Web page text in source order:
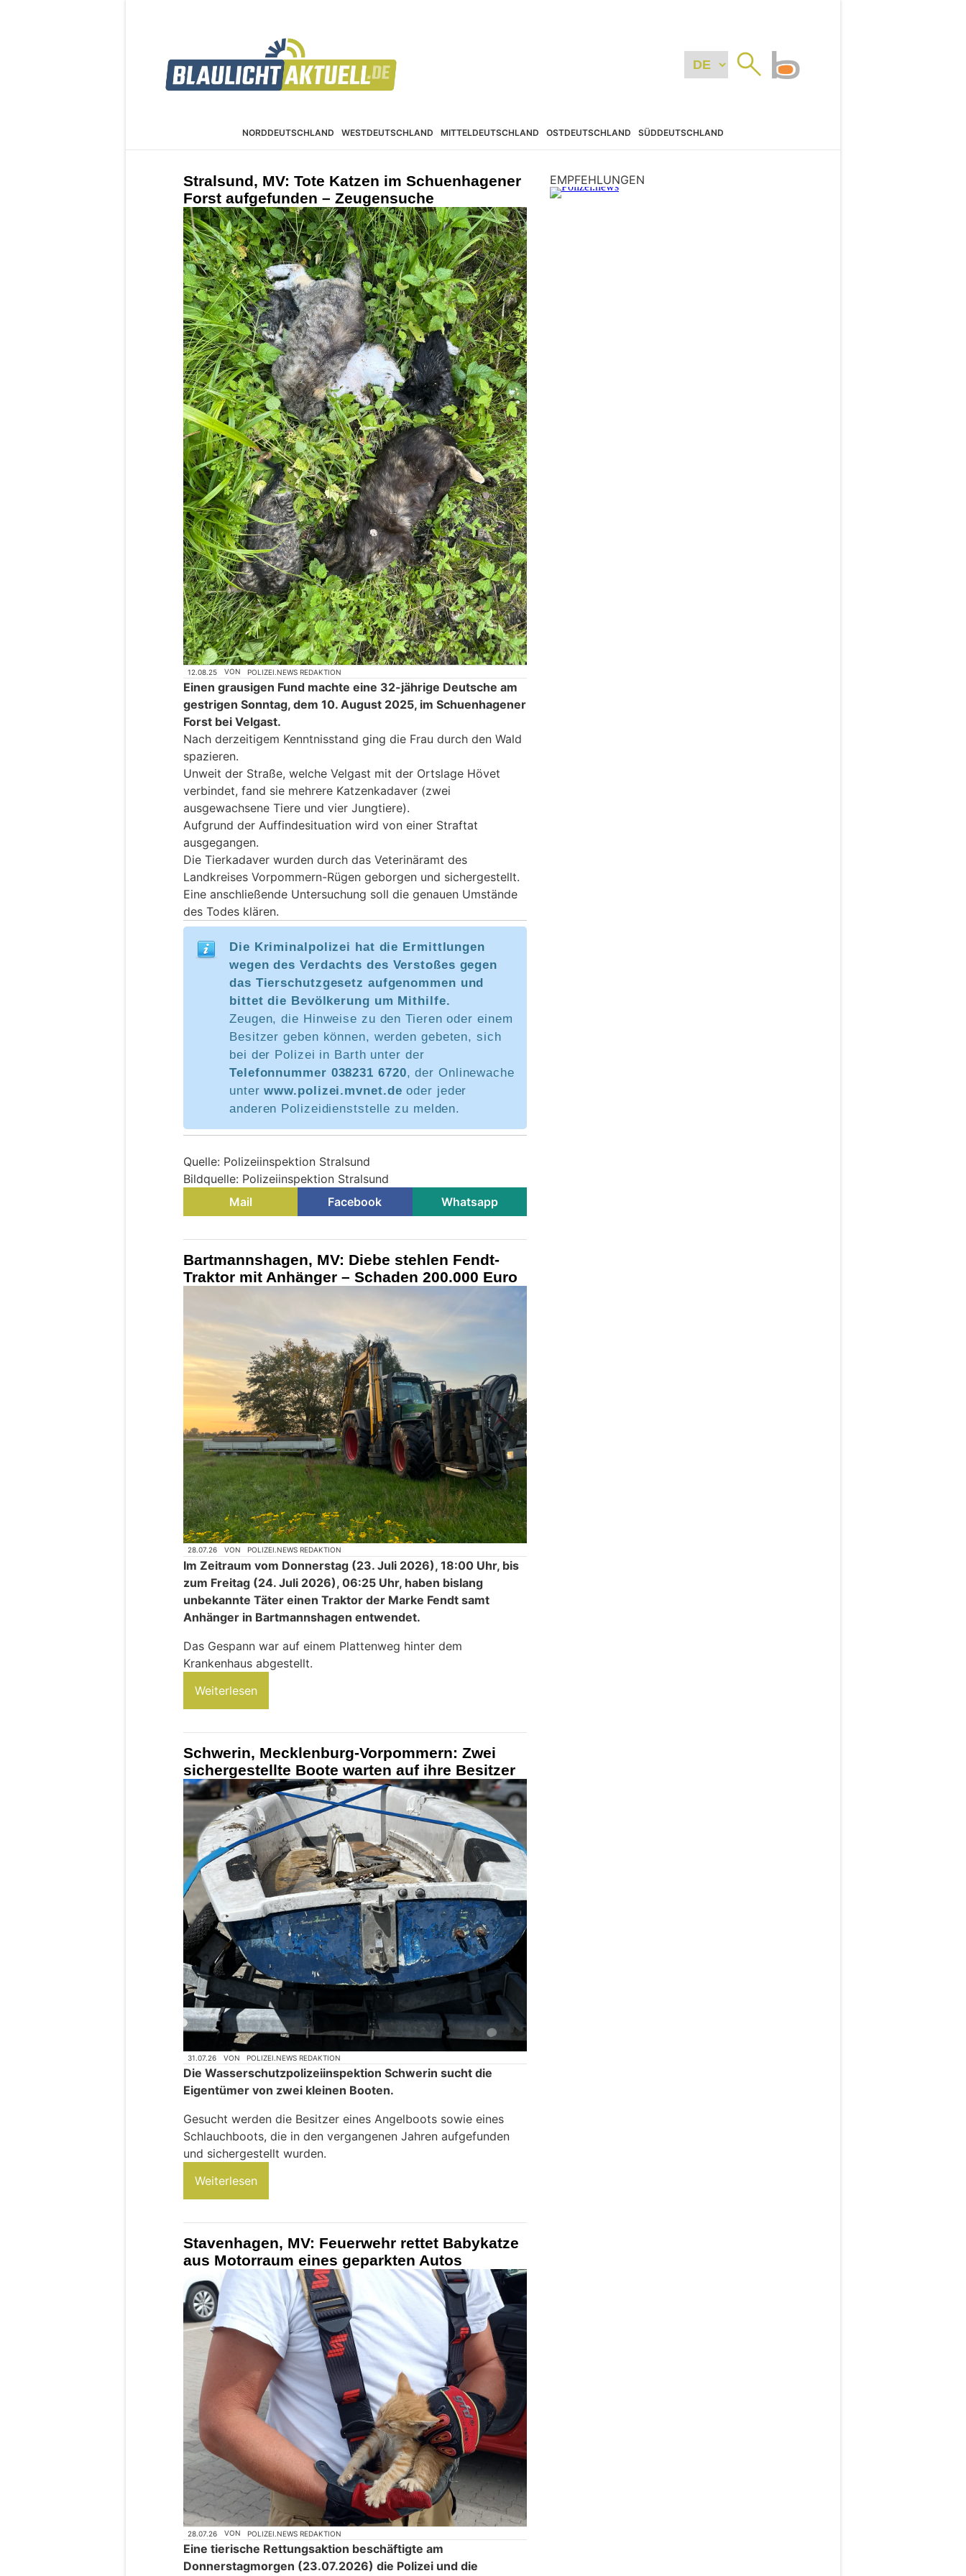
NORDDEUTSCHLAND WESTDEUTSCHLAND MITTELDEUTSCHLAND OSTDEUTSCHLAND SÜDDEUTSCHLAND
Stralsund, MV: Tote Katzen im Schuenhagener
Forst aufgefunden – Zeugensuche
12.08.25 VON POLIZEI.NEWS REDAKTION
Einen grausigen Fund machte eine 32-jährige Deutsche am
gestrigen Sonntag, dem 10. August 2025, im Schuenhagener
Forst bei Velgast.
Nach derzeitigem Kenntnisstand ging die Frau durch den Wald
spazieren.
Unweit der Straße, welche Velgast mit der Ortslage Hövet
verbindet, fand sie mehrere Katzenkadaver (zwei
ausgewachsene Tiere und vier Jungtiere).
Aufgrund der Auffindesituation wird von einer Straftat
ausgegangen.
Die Tierkadaver wurden durch das Veterinäramt des
Landkreises Vorpommern-Rügen geborgen und sichergestellt.
Eine anschließende Untersuchung soll die genauen Umstände
des Todes klären.
Die Kriminalpolizei hat die Ermittlungen
wegen des Verdachts des Verstoßes gegen
das Tierschutzgesetz aufgenommen und
bittet die Bevölkerung um Mithilfe.
Zeugen, die Hinweise zu den Tieren oder einem
Besitzer geben können, werden gebeten, sich
bei der Polizei in Barth unter der
Telefonnummer 038231 6720, der Onlinewache
unterwww.polizei.mvnet.de oder jeder
anderen Polizeidienststelle zu melden.
Quelle: Polizeiinspektion Stralsund
Bildquelle: Polizeiinspektion Stralsund
Mail
Facebook Whatsapp
Bartmannshagen, MV: Diebe stehlen Fendt-
Traktor mit Anhänger – Schaden 200.000 Euro
28.07.26 VON POLIZEI.NEWS REDAKTION
Im Zeitraum vom Donnerstag (23. Juli 2026), 18:00 Uhr, bis
zum Freitag (24. Juli 2026), 06:25 Uhr, haben bislang
unbekannte Täter einen Traktor der Marke Fendt samt
Anhänger in Bartmannshagen entwendet.
Das Gespann war auf einem Plattenweg hinter dem
Krankenhaus abgestellt.
Weiterlesen
Schwerin, Mecklenburg-Vorpommern: Zwei
sichergestellte Boote warten auf ihre Besitzer
31.07.26 VON POLIZEI.NEWS REDAKTION
Die Wasserschutzpolizeiinspektion Schwerin sucht die
Eigentümer von zwei kleinen Booten.
Gesucht werden die Besitzer eines Angelboots sowie eines
Schlauchboots, die in den vergangenen Jahren aufgefunden
und sichergestellt wurden.
Weiterlesen
Stavenhagen, MV: Feuerwehr rettet Babykatze
aus Motorraum eines geparkten Autos
28.07.26 VON POLIZEI.NEWS REDAKTION
Eine tierische Rettungsaktion beschäftigte am
Donnerstagmorgen (23.07.2026) die Polizei und die
EMPFEHLUNGEN